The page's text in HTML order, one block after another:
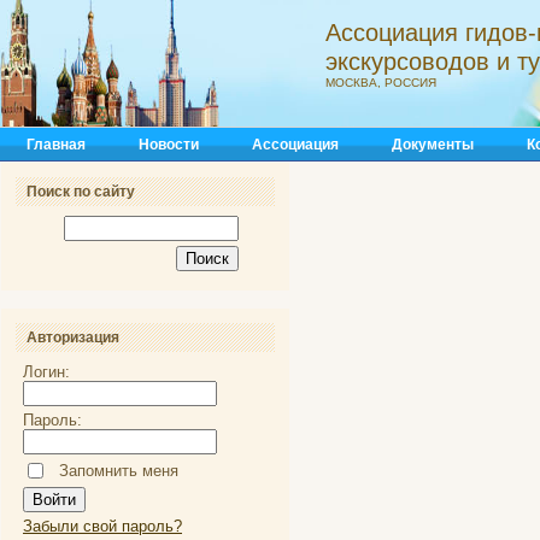
Ассоциация
экскурсоводов и
МОСКВА, РОССИЯ
Главная Новости Ассоциация Документы
Поиск по сайту
Авторизация
Логин:
Пароль:
Запомнить меня
Забыли свой пароль?